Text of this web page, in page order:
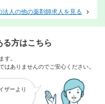
法人の他の薬剤師求人を見る
る方はこちら
す。
ありませんのでご安心ください。
ザーより